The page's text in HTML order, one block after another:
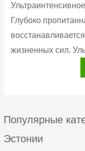
Глубоко
жизненных сил.
Популярные
Эстонии